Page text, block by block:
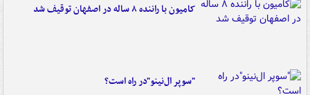
کامیون با راننده ۸ ساله در اصفهان توقیف شد
"سوپر ال‌نینو"در راه است؟